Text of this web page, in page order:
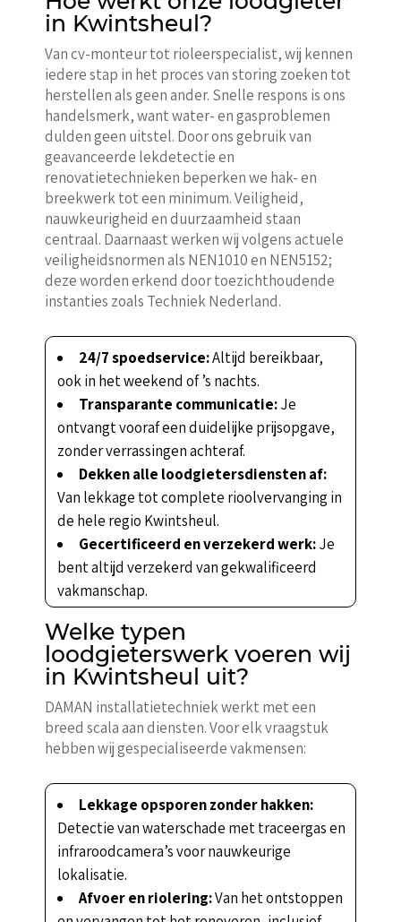
in Kwintsheul?
Van cv-monteur tot rioleerspecialist, wij kennen
iedere stap in het proces van storing zoeken tot
herstellen als geen ander. Snelle respons is ons
handelsmerk, want water- en gasproblemen
dulden geen uitstel. Door ons gebruik van
geavanceerde lekdetectie en
renovatietechnieken beperken we hak- en
breekwerk tot een minimum. Veiligheid,
nauwkeurigheid en duurzaamheid staan
centraal. Daarnaast werken wij volgens actuele
veiligheidsnormen als NEN1010 en NEN5152;
deze worden erkend door toezichthoudende
instanties zoals Techniek Nederland.
24/7 spoedservice:Altijd bereikbaar,
ook in het weekend of ’s nachts.
Transparante communicatie:Je
ontvangt vooraf een duidelijke prijsopgave,
zonder verrassingen achteraf.
Dekken alle loodgietersdiensten af:
Van lekkage tot complete rioolvervanging in
de hele regio Kwintsheul.
Gecertificeerd en verzekerd werk:Je
bent altijd verzekerd van gekwalificeerd
vakmanschap.
Welke typen
loodgieterswerk voeren wij
in Kwintsheul uit?
DAMAN installatietechniek werkt met een
breed scala aan diensten. Voor elk vraagstuk
hebben wij gespecialiseerde vakmensen:
Lekkage opsporen zonder hakken:
Detectie van waterschade met traceergas en
infraroodcamera’s voor nauwkeurige
lokalisatie.
Afvoer en riolering:Van het ontstoppen